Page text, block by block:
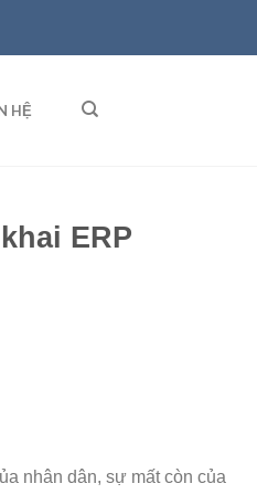
HỆ
ERP
nhân dân, sự mất còn của